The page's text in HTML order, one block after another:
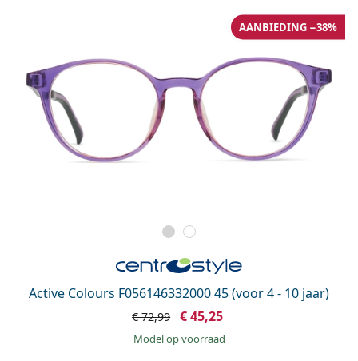
Active Colours F056146332000 45 (voor 4 - 10 jaar)
AANBIEDING −38%
€ 72,99 € 45,25
model op voorraad